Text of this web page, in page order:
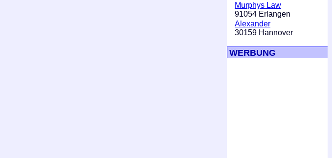
Murphys Law
91054 Erlangen
Alexander
30159 Hannover
WERBUNG